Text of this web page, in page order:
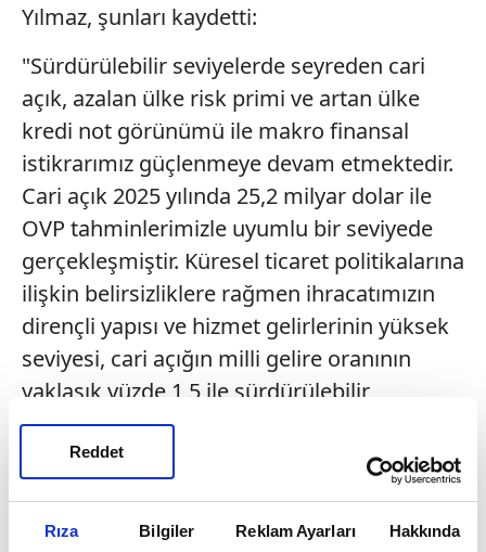
Rıza Bilgiler Reklam Ayarları Hakkında
Reddet
Yılmaz, şunları kaydetti:
"Sürdürülebilir seviyelerde seyreden cari
açık, azalan ülke risk primi ve artan ülke
kredi not görünümü ile makro finansal
istikrarımız güçlenmeye devam etmektedir.
Cari açık 2025 yılında 25,2 milyar dolar ile
OVP tahminlerimizle uyumlu bir seviyede
gerçekleşmiştir. Küresel ticaret politikalarına
ilişkin belirsizliklere rağmen ihracatımızın
dirençli yapısı ve hizmet gelirlerinin yüksek
seviyesi, cari açığın milli gelire oranının
yaklaşık yüzde 1,5 ile sürdürülebilir
seviyelerde gerçekleşmesinde belirleyici
olmuştur.